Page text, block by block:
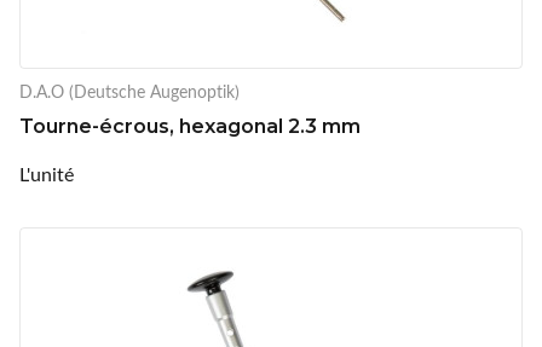
D.A.O (Deutsche Augenoptik)
Tourne-écrous, hexagonal 2.3 mm
L'unité